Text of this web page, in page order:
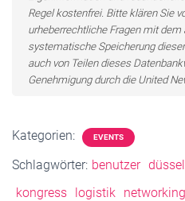
Regel kostenfrei. Bitte klären Sie
urheberrechtliche Fragen mit dem
systematische Speicherung
auch von Teilen dieses
Genehmigung durch die United
Kategorien: EVENTS
Schlagwörter: benutzer
kongress logistik networking